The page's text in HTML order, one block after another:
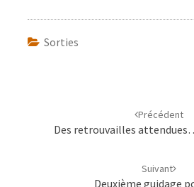
Sorties
Précédent
Des retrouvailles
Suivant
Deuxième guidage